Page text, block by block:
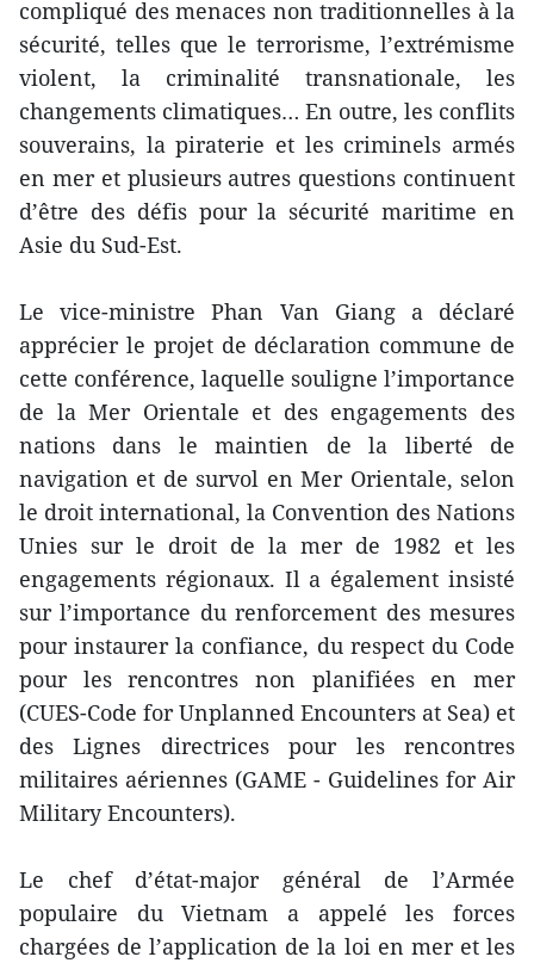
compliqué des menaces non traditionnelles à la
sécurité, telles que le terrorisme, l’extrémisme
violent, la criminalité transnationale, les
changements climatiques… En outre, les conflits
souverains, la piraterie et les criminels armés
en mer et plusieurs autres questions continuent
d’être des défis pour la sécurité maritime en
Asie du Sud-Est.
Le vice-ministre Phan Van Giang a déclaré
apprécier le projet de déclaration commune de
cette conférence, laquelle souligne l’importance
de la Mer Orientale et des engagements des
nations dans le maintien de la liberté de
navigation et de survol en Mer Orientale, selon
le droit international, la Convention des Nations
Unies sur le droit de la mer de 1982 et les
engagements régionaux. Il a également insisté
sur l’importance du renforcement des mesures
pour instaurer la confiance, du respect du Code
pour les rencontres non planifiées en mer
(CUES-Code for Unplanned Encounters at Sea) et
des Lignes directrices pour les rencontres
militaires aériennes (GAME - Guidelines for Air
Military Encounters).
Le chef d’état-major général de l’Armée
populaire du Vietnam a appelé les forces
chargées de l’application de la loi en mer et les